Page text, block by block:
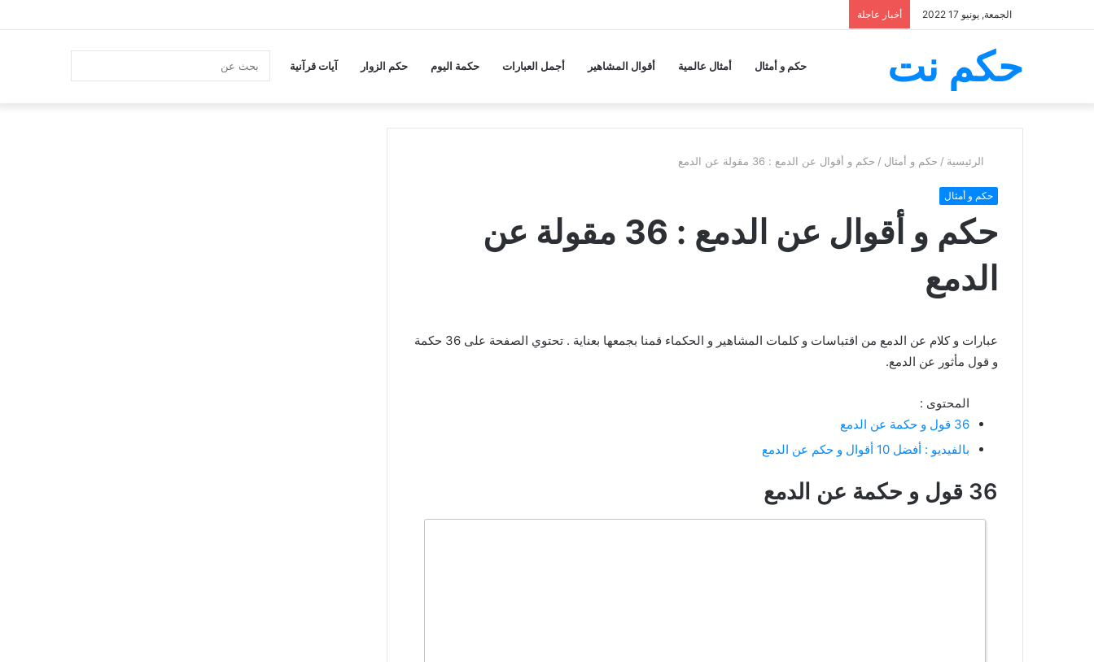
الجمعة, يونيو 17 2022 أخبار عاجلة
حكم نت حكم و أمثال أمثال عالمية أقوال المشاهير أجمل العبارات حكمة اليوم حكم الزوار آيات قرآنية
الرئيسية / حكم و أمثال / حكم و أقوال عن الدمع : 36 مقولة عن الدمع
حكم و أمثال
حكم و أقوال عن الدمع : 36 مقولة عن
الدمع
عبارات و كلام عن الدمع من اقتباسات و كلمات المشاهير و الحكماء قمنا بجمعها بعناية . تحتوي الصفحة على 36 حكمة
و قول مأثور عن الدمع.
المحتوى :
36 قول و حكمة عن الدمع
بالفيديو : أفضل 10 أقوال و حكم عن الدمع
36 قول و حكمة عن الدمع